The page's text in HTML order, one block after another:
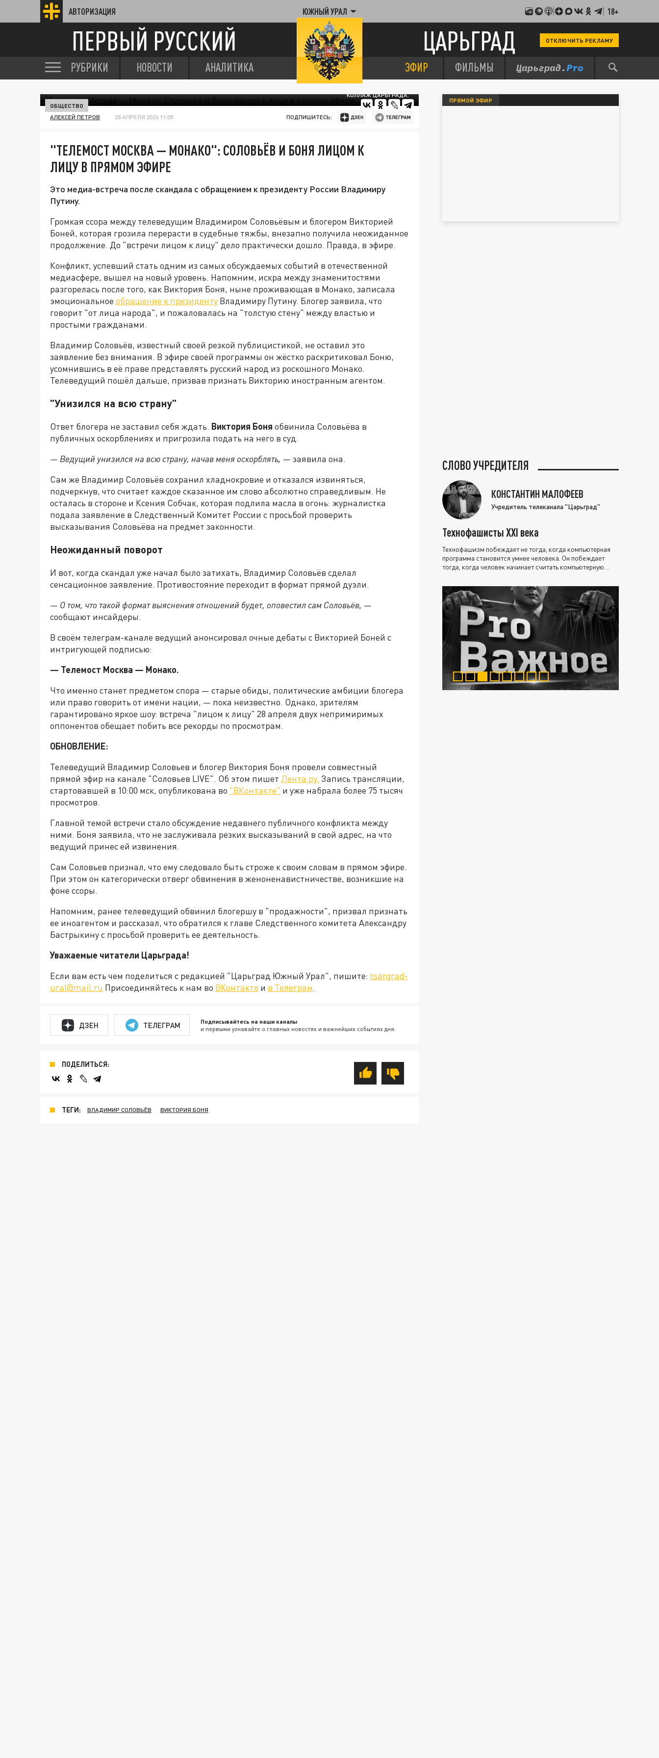
АВТОРИЗАЦИЯ ЮЖНЫЙ УРАЛ 18+
ПЕРВЫЙ РУССКИЙ ЦАРЬГРАД ОТКЛЮЧИТЬ РЕКЛАМУ
РУБРИКИ НОВОСТИ АНАЛИТИКА ЭФИР ФИЛЬМЫ
КОЛЛАЖ ЦАРЬГРАДА.
ОБЩЕСТВО
АЛЕКСЕЙ ПЕТРОВ 28 АПРЕЛЯ 2026 11:05 ПОДПИШИТЕСЬ:
"ТЕЛЕМОСТ МОСКВА — МОНАКО": СОЛОВЬЁВ И БОНЯ ЛИЦОМ К
ЛИЦУ В ПРЯМОМ ЭФИРЕ
Это медиа-встреча после скандала с обращением к президенту России Владимиру
Путину.
Громкая ссора между телеведущим Владимиром Соловьёвым и блогером Викторией
Боней, которая грозила перерасти в судебные тяжбы, внезапно получила неожиданное
продолжение. До "встречи лицом к лицу" дело практически дошло. Правда, в эфире.
Конфликт, успевший стать одним из самых обсуждаемых событий в отечественной
медиасфере, вышел на новый уровень. Напомним, искра между знаменитостями
разгорелась после того, как Виктория Боня, ныне проживающая в Монако, записала
эмоциональное обращение к президенту Владимиру Путину. Блогер заявила, что
говорит "от лица народа", и пожаловалась на "толстую стену" между властью и
простыми гражданами.
Владимир Соловьёв, известный своей резкой публицистикой, не оставил это
заявление без внимания. В эфире своей программы он жёстко раскритиковал Боню,
усомнившись в её праве представлять русский народ из роскошного Монако.
Телеведущий пошёл дальше, призвав признать Викторию иностранным агентом.
"Унизился на всю страну"
Ответ блогера не заставил себя ждать. Виктория Боня обвинила Соловьёва в
публичных оскорблениях и пригрозила подать на него в суд.
— Ведущий унизился на всю страну, начав меня оскорблять, — заявила она.
Сам же Владимир Соловьёв сохранил хладнокровие и отказался извиняться,
подчеркнув, что считает каждое сказанное им слово абсолютно справедливым. Не
осталась в стороне и Ксения Собчак, которая подлила масла в огонь: журналистка
подала заявление в Следственный Комитет России с просьбой проверить
высказывания Соловьёва на предмет законности.
Неожиданный поворот
И вот, когда скандал уже начал было затихать, Владимир Соловьёв сделал
сенсационное заявление. Противостояние переходит в формат прямой дуэли.
— О том, что такой формат выяснения отношений будет, оповестил сам Соловьёв, —
сообщают инсайдеры.
В своём телеграм-канале ведущий анонсировал очные дебаты с Викторией Боней с
интригующей подписью:
— Телемост Москва — Монако.
Что именно станет предметом спора — старые обиды, политические амбиции блогера
или право говорить от имени нации, — пока неизвестно. Однако, зрителям
гарантировано яркое шоу: встреча "лицом к лицу" 28 апреля двух непримиримых
оппонентов обещает побить все рекорды по просмотрам.
ОБНОВЛЕНИЕ:
Телеведущий Владимир Соловьев и блогер Виктория Боня провели совместный
прямой эфир на канале "Соловьев LIVE". Об этом пишет Лента ру. Запись трансляции,
стартовавшей в 10:00 мск, опубликована во "ВКонтакте" и уже набрала более 75 тысяч
просмотров.
Главной темой встречи стало обсуждение недавнего публичного конфликта между
ними. Боня заявила, что не заслуживала резких высказываний в свой адрес, на что
ведущий принес ей извинения.
Сам Соловьев признал, что ему следовало быть строже к своим словам в прямом эфире.
При этом он категорически отверг обвинения в женоненавистничестве, возникшие на
фоне ссоры.
Напомним, ранее телеведущий обвинил блогершу в "продажности", призвал признать
ее иноагентом и рассказал, что обратился к главе Следственного комитета Александру
Бастрыкину с просьбой проверить ее деятельность.
Уважаемые читатели Царьграда!
Если вам есть чем поделиться с редакцией "Царьград Южный Урал", пишите: tsargrad-
ural@mail.ru Присоединяйтесь к нам во ВКонтакте и в Телеграм.
ДЗЕН ТЕЛЕГРАМ Подписывайтесь на наши каналы
и первыми узнавайте о главных новостях и важнейших событиях дня.
ПОДЕЛИТЬСЯ:
ТЕГИ: ВЛАДИМИР СОЛОВЬЁВ ВИКТОРИЯ БОНЯ
ПРЯМОЙ ЭФИР
СЛОВО УЧРЕДИТЕЛЯ
КОНСТАНТИН МАЛОФЕЕВ
Учредитель телеканала "Царьград"
Технофашисты XXI века
Технофашизм побеждает не тогда, когда компьютерная
программа становится умнее человека. Он побеждает
тогда, когда человек начинает считать компьютерную